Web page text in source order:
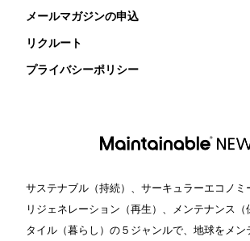
メールマガジンの申込
リクルート
プライバシーポリシー
サステナブル（持続）、サーキュラーエコノミ
リジェネレーション（再生）、メンテナンス（
タイル（暮らし）の５ジャンルで、地球をメ